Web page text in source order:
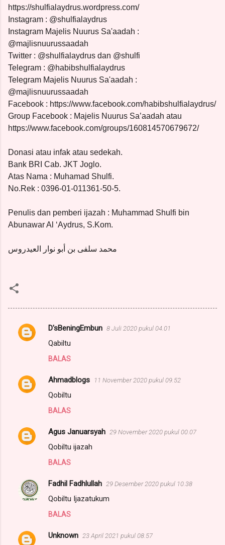
https://shulfialaydrus.wordpress.com/
Instagram : @shulfialaydrus
Instagram Majelis Nuurus Sa'aadah :
@majlisnuurussaadah
Twitter : @shulfialaydrus dan @shulfi
Telegram : @habibshulfialaydrus
Telegram Majelis Nuurus Sa'aadah :
@majlisnuurussaadah
Facebook : https://www.facebook.com/habibshulfialaydrus/
Group Facebook : Majelis Nuurus Sa’aadah atau
https://www.facebook.com/groups/160814570679672/
Donasi atau infak atau sedekah.
Bank BRI Cab. JKT Joglo.
Atas Nama : Muhamad Shulfi.
No.Rek : 0396-01-011361-50-5.
Penulis dan pemberi ijazah : Muhammad Shulfi bin
Abunawar Al ‘Aydrus, S.Kom.
محمد سلفى بن أبو نوار العيدروس
K
e
n
r
D'sBeningEmbun 8 Juli 2020 pukul 04.01
Qabiltu
BALAS
Ahmadblogs 11 November 2020 pukul 09.52
Qobiltu
BALAS
Agus Januarsyah 29 November 2020 pukul 00.07
Qobiltu ijazah
BALAS
Fadhil Fadhlullah 29 Desember 2020 pukul 10.38
Qobiltu Ijazatukum
BALAS
Unknown 23 April 2021 pukul 08.57